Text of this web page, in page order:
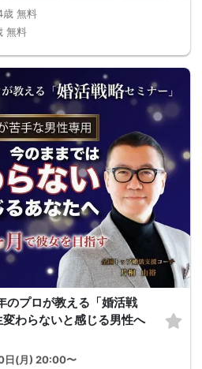
歳 無料
無料
のプロが教える「婚活戦
わらないと感じる男性へ
日(月) 20:00〜